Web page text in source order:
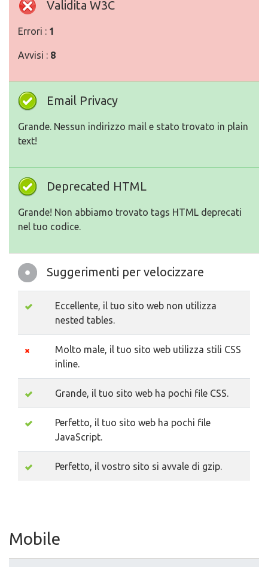
Validita W3C
Errori : 1
Avvisi : 8
Email Privacy
Grande. Nessun indirizzo mail e stato trovato in plain
text!
Deprecated HTML
Grande! Non abbiamo trovato tags HTML deprecati
nel tuo codice.
Suggerimenti per velocizzare
Eccellente, il tuo sito web non utilizza
nested tables.
Molto male, il tuo sito web utilizza stili CSS
inline.
Grande, il tuo sito web ha pochi file CSS.
Perfetto, il tuo sito web ha pochi file
JavaScript.
Perfetto, il vostro sito si avvale di gzip.
Mobile